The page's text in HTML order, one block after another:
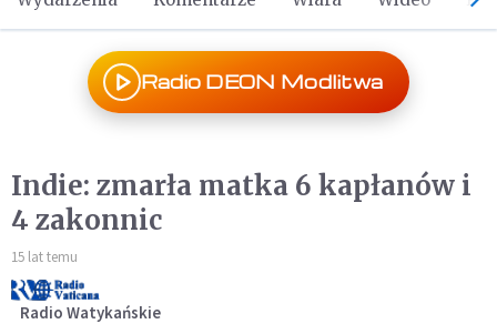
Radio DEON Modlitwa
Indie: zmarła matka 6 kapłanów i
4 zakonnic
15 lat temu
Radio Watykańskie